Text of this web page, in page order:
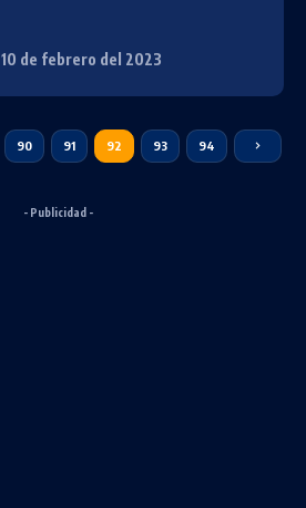
10 de febrero del 2023
90 91 92 93 94
- Publicidad -